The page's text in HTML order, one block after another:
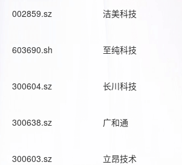
002859.sz 洁美科技
603690.sh 至纯科技
300604.sz 长川科技
300638.sz 广和通
300603.sz 立昂技术